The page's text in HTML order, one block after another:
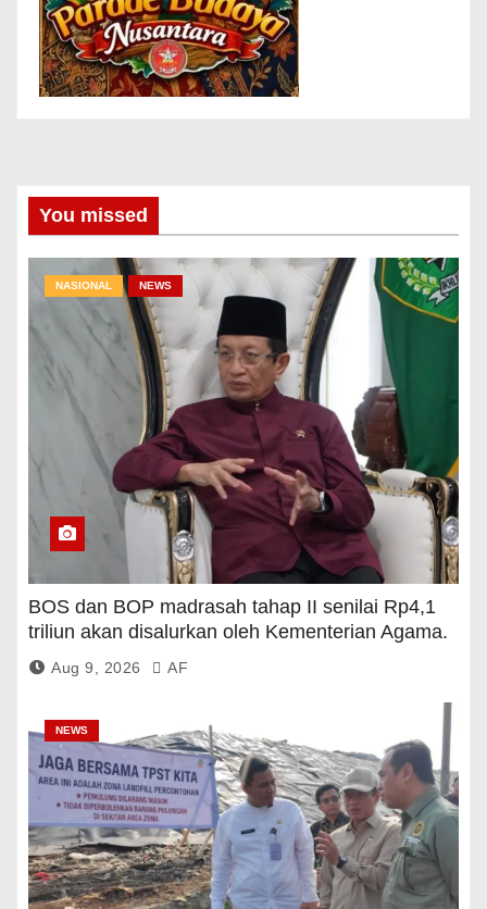
You missed
NASIONAL NEWS
BOS dan BOP madrasah tahap II senilai Rp4,1
triliun akan disalurkan oleh Kementerian Agama.
Aug 9, 2026 AF
NEWS